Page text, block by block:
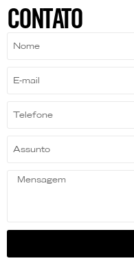
CONTATO